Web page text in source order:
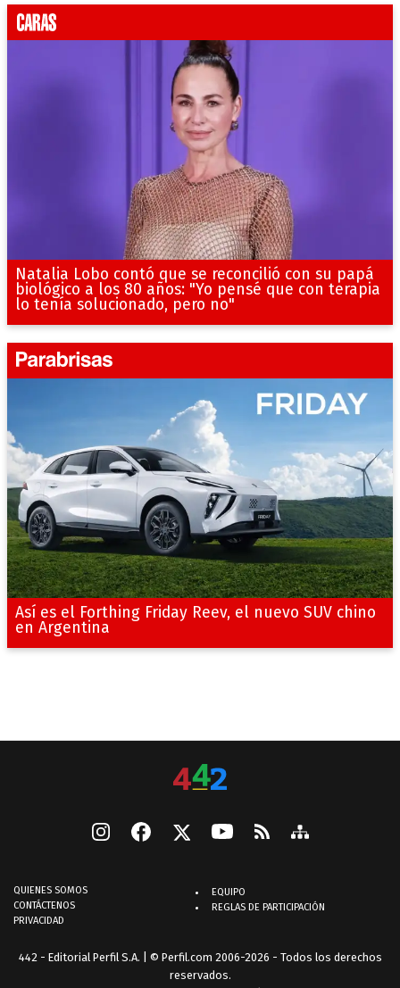
Natalia Lobo contó que se reconcilió con su papá
biológico a los 80 años: "Yo pensé que con terapia
lo tenía solucionado, pero no"
Así es el Forthing Friday Reev, el nuevo SUV chino
en Argentina
QUIENES SOMOS
CONTÁCTENOS
PRIVACIDAD
EQUIPO
REGLAS DE PARTICIPACIÓN
442 - Editorial Perfil S.A. | © Perfil.com 2006-2026 - Todos los derechos
reservados.